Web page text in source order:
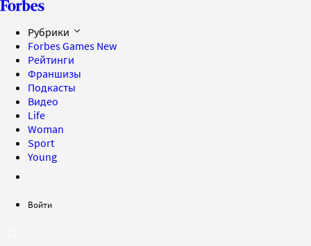
Рубрики
Forbes Games New
Рейтинги
Франшизы
Подкасты
Видео
Life
Woman
Sport
Young
Войти